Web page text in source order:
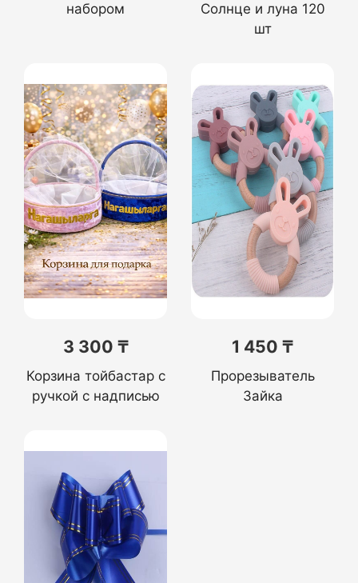
набором
Солнце и луна 120
шт
3 300 ₸
Корзина тойбастар с
ручкой с надписью
1 450 ₸
Прорезыватель
Зайка